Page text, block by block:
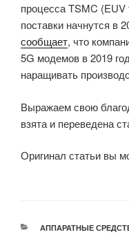
процесса TSMC (EUV
поставки начнутся в
сообщает, что
5G модемов в 2019
наращивать
Выражаем свою
взята и переведена
Оригинал статьи вы
РУБРИКИ
АППАРАТНЫЕ